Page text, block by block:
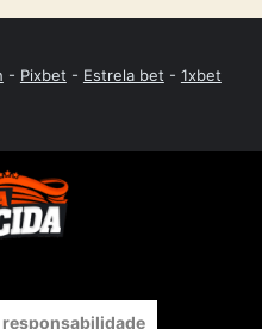
- Pixbet - Estrela bet - 1xbet